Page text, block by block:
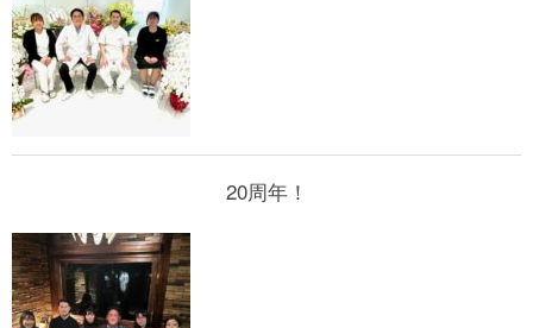
20周年！